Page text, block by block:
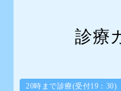
診療
20時まで診療(受付19：30)